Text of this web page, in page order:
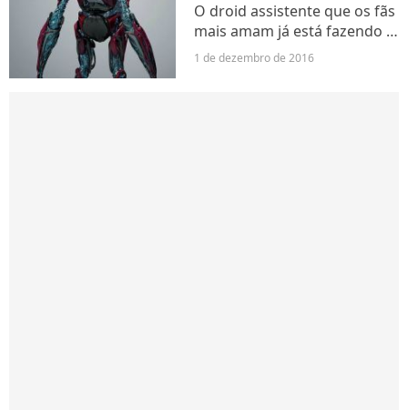
O droid assistente que os fãs
mais amam já está fazendo a
internet pirar!
1 de dezembro de 2016